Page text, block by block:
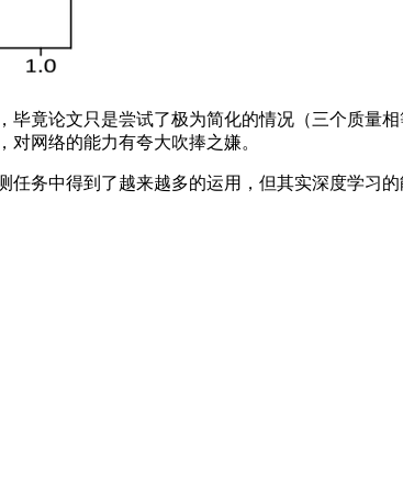
论文只是尝试了极为简化的情况（三个质量
网络的能力有夸大吹捧之嫌。
中得到了越来越多的运用，但其实深度学习